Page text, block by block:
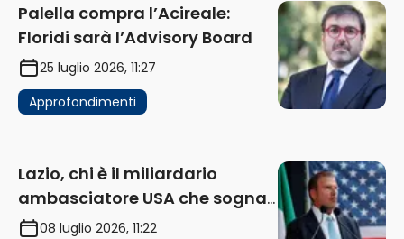
Palella compra l’Acireale:
Floridi sarà l’Advisory Board
25 luglio 2026, 11:27
Approfondimenti
Lazio, chi è il miliardario
ambasciatore USA che sogna
di acquistare un club in Italia
08 luglio 2026, 11:22